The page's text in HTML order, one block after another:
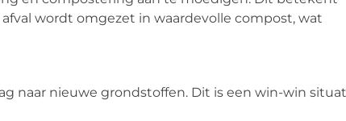
wordt omgezet in waardevolle compost, wat
naar nieuwe grondstoffen. Dit is een win-win